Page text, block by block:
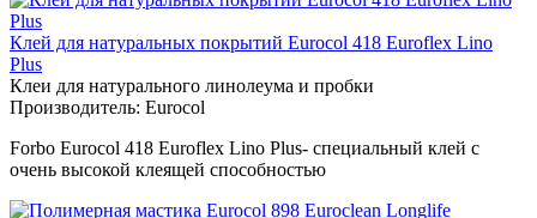
Клей для натуральных покрытий Eurocol 418 Euroflex Lino
Plus
Клеи для натурального линолеума и пробки
Производитель: Eurocol
Forbo Eurocol 418 Euroflex Lino Plus- специальный клей с
очень высокой клеящей способностью